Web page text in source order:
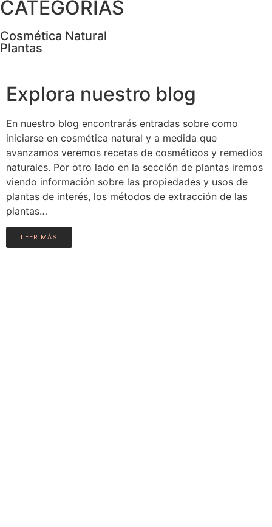
CATEGORÍAS
Cosmética Natural
Plantas
Explora nuestro blog
En nuestro blog encontrarás entradas sobre como
iniciarse en cosmética natural y a medida que
avanzamos veremos recetas de cosméticos y remedios
naturales. Por otro lado en la sección de plantas iremos
viendo información sobre las propiedades y usos de
plantas de interés, los métodos de extracción de las
plantas…
LEER MÁS